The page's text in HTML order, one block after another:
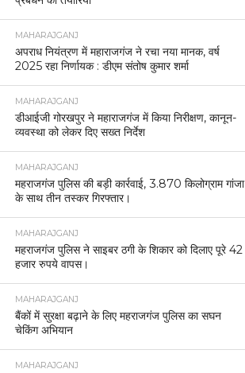
MAHARAJGANJ
अपराध नियंत्रण में महाराजगंज ने रचा नया मानक, वर्ष
2025 रहा निर्णायक : डीएम संतोष कुमार शर्मा
MAHARAJGANJ
डीआईजी गोरखपुर ने महाराजगंज में किया निरीक्षण, कानून-
व्यवस्था को लेकर दिए सख्त निर्देश
MAHARAJGANJ
महराजगंज पुलिस की बड़ी कार्रवाई, 3.870 किलोग्राम गांजा
के साथ तीन तस्कर गिरफ्तार।
MAHARAJGANJ
महराजगंज पुलिस ने साइबर ठगी के शिकार को दिलाए पूरे 42
हजार रुपये वापस।
MAHARAJGANJ
बैंकों में सुरक्षा बढ़ाने के लिए महराजगंज पुलिस का सघन
चेकिंग अभियान
MAHARAJGANJ